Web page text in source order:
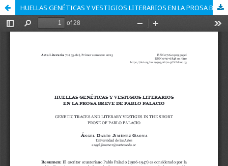
HUELLAS GENÉTICAS Y VESTIGIOS LITERARIOS EN LA PROSA BREVE DE PABLO PALACIO